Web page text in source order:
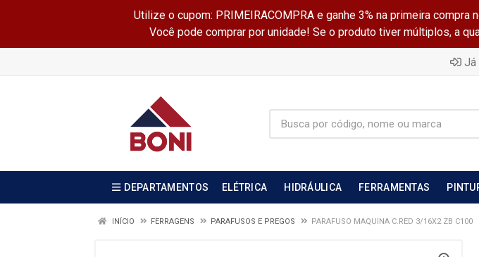
Utilize o cupom: PRIMEIRACOMPRA e ganhe 3% na primeira
Você pode comprar por unidade! Se o produto tiver múltiplos, a
Já
DEPARTAMENTOS ELÉTRICA HIDRÁULICA FERRAMENTAS
INÍCIO FERRAGENS PARAFUSOS E PREGOS PARAFUSO MAQUINA C.RED 3/16X2 ZB C100